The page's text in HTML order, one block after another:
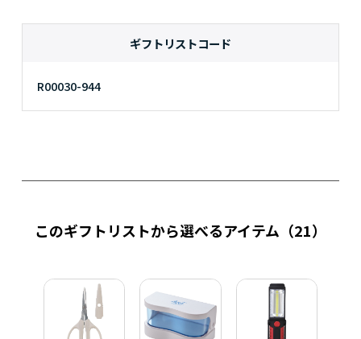
ギフトリストコード
R00030-944
このギフトリストから選べるアイテム （21）